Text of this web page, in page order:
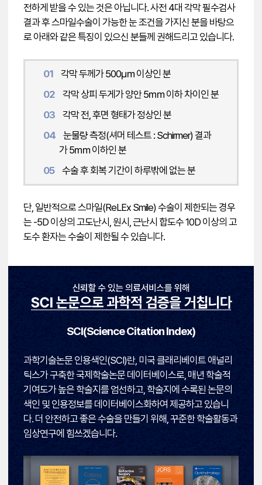
전하게 받을 수 있는 것은 아닙니다. 사전 4대 각막 필수검사
결과 후 스마일수술이 가능한 눈 조건을 가지신 분을 바탕으
로 아래와 같은 특징이 있으신 분들께 권해드리고 있습니다.
01
각막 두께가 500㎛ 이상인 분
02
각막 상피 두게가 양안 5㎜ 이하 차이인 분
03
각막 전, 후면 형태가 정상인 분
04
눈물량 측정(셔머 테스트 : Schirmer) 결과
가 5㎜ 이하인 분
05
수술 후 회복 기간이 하루밖에 없는 분
단, 일반적으로 스마일(ReLEx Smile) 수술이 제한되는 경우
는 -5D 이상의 고도난시, 원시, 근난시 합도수 10D 이상의 고
도수 환자는 수술이 제한될 수 있습니다.
SCI(Science Citation Index)
과학기술논문 인용색인(SCI)란, 미국 클래리베이트 애널리
틱스가 구축한 국제학술논문 데이터베이스로, 매년 학술적
기여도가 높은 학술지를 엄선하고, 학술지에 수록된 논문의
색인 및 인용정보를 데이터베이스화하여 제공하고 있습니
다. 더 안전하고 좋은 수술을 만들기 위해, 꾸준한 학술활동과
임상연구에 힘쓰겠습니다.